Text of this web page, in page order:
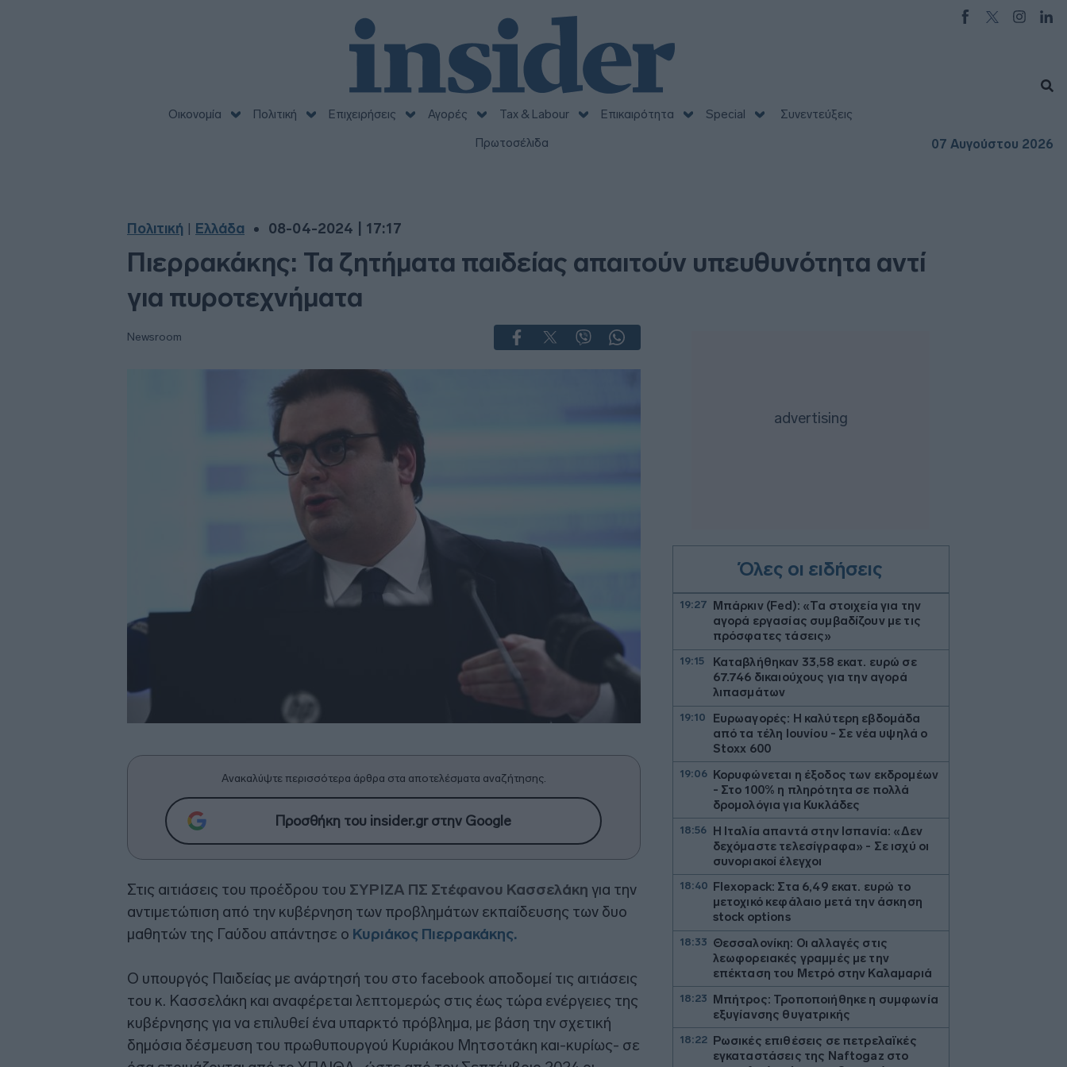
Οικονομία Πολιτική Επιχειρήσεις Αγορές Tax & Labour Επικαιρότητα Special
Συνεντεύξεις
Πρωτοσέλιδα
07 Αυγούστου 2026
Πολιτική Ελλάδα 08-04-2024 | 17:17
Πιερρακάκης: Τα ζητήματα παιδείας απαιτούν υπευθυνότητα αντί
για πυροτεχνήματα
Newsroom
Ανακαλύψτε περισσότερα άρθρα στα αποτελέσματα αναζήτησης.
Προσθήκη του insider.gr στην Google
Στις αιτιάσεις του προέδρου του ΣΥΡΙΖΑ ΠΣ Στέφανου Κασσελάκη για την
αντιμετώπιση από την κυβέρνηση των προβλημάτων εκπαίδευσης των δυο
μαθητών της Γαύδου απάντησε ο Κυριάκος Πιερρακάκης.
Ο υπουργός Παιδείας με ανάρτησή του στο facebook αποδομεί τις αιτιάσεις
του κ. Κασσελάκη και αναφέρεται λεπτομερώς στις έως τώρα ενέργειες της
κυβέρνησης για να επιλυθεί ένα υπαρκτό πρόβλημα, με βάση την σχετική
δημόσια δέσμευση του πρωθυπουργού Κυριάκου Μητσοτάκη και-κυρίως- σε
Όλες οι ειδήσεις
19:27
Μπάρκιν (Fed): «Τα στοιχεία για την
αγορά εργασίας συμβαδίζουν με τις
πρόσφατες τάσεις»
19:15
Καταβλήθηκαν 33,58 εκατ. ευρώ σε
67.746 δικαιούχους για την αγορά
λιπασμάτων
19:10
Ευρωαγορές: Η καλύτερη εβδομάδα
από τα τέλη Ιουνίου - Σε νέα υψηλά ο
Stoxx 600
19:06 Κορυφώνεται η έξοδος των εκδρομέων
- Στο 100% η πληρότητα σε πολλά
δρομολόγια για Κυκλάδες
18:56
Η Ιταλία απαντά στην Ισπανία: «Δεν
δεχόμαστε τελεσίγραφα» - Σε ισχύ οι
συνοριακοί έλεγχοι
18:40 Flexopack: Στα 6,49 εκατ. ευρώ το
μετοχικό κεφάλαιο μετά την άσκηση
stock options
18:33 Θεσσαλονίκη: Οι αλλαγές στις
λεωφορειακές γραμμές με την
επέκταση του Μετρό στην Καλαμαριά
18:23 Μπήτρος: Τροποποιήθηκε η συμφωνία
εξυγίανσης θυγατρικής
18:22 Ρωσικές επιθέσεις σε πετρελαϊκές
εγκαταστάσεις της Naftogaz στο